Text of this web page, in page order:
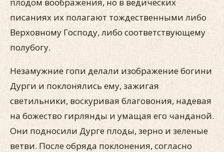
писаниях их полагают тождественными либо
Верховному Господу, либо соответствующему
полубогу.
Незамужние гопи делали изображение богини
Дурги и поклонялись ему, зажигая
светильники, воскуривая благовония, надевая
на божество гирлянды и умащая его чанданой.
Они подносили Дурге плоды, зерно и зеленые
ветви. После обряда поклонения, согласно